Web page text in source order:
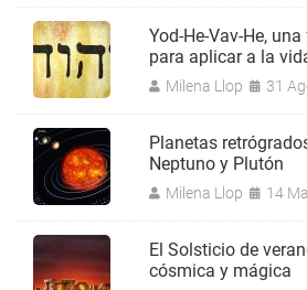
Yod-He-Vav-He,
para aplicar a la
Milena Llop 31
Planetas
Neptuno y Plutón
Milena Llop 14
El Solsticio de
cósmica y mágica